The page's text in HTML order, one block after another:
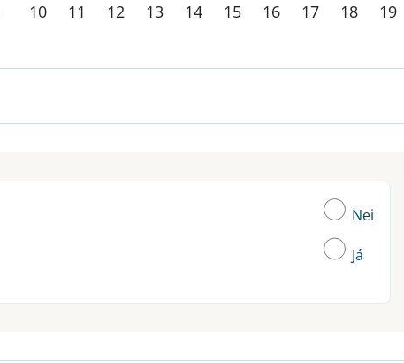
10 11 12 13 14 15 16 17 18 19
Nei
Já